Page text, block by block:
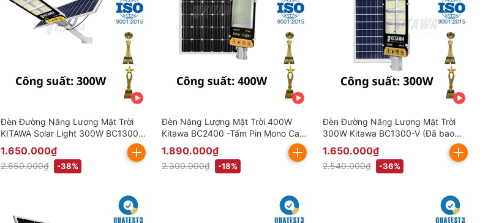
Đèn Đường Năng Lượng Mặt Trời
KITAWA Solar Light 300W BC1300
(Đã bao gồm VAT)
1.650.000₫
2.650.000₫ -38%
Đèn Năng Lượng Mặt Trời 400W
Kitawa BC2400 -Tấm Pin Mono Cao
Cấp
1.890.000₫
2.300.000₫ -18%
Đèn Đường Năng Lượng Mặt Trời
300W Kitawa BC1300-V (Đã bao
gồm VAT)
1.650.000₫
2.540.000₫ -36%